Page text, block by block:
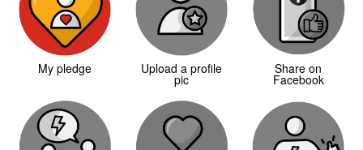
My pledge Upload a profile
pic
Share on
Facebook